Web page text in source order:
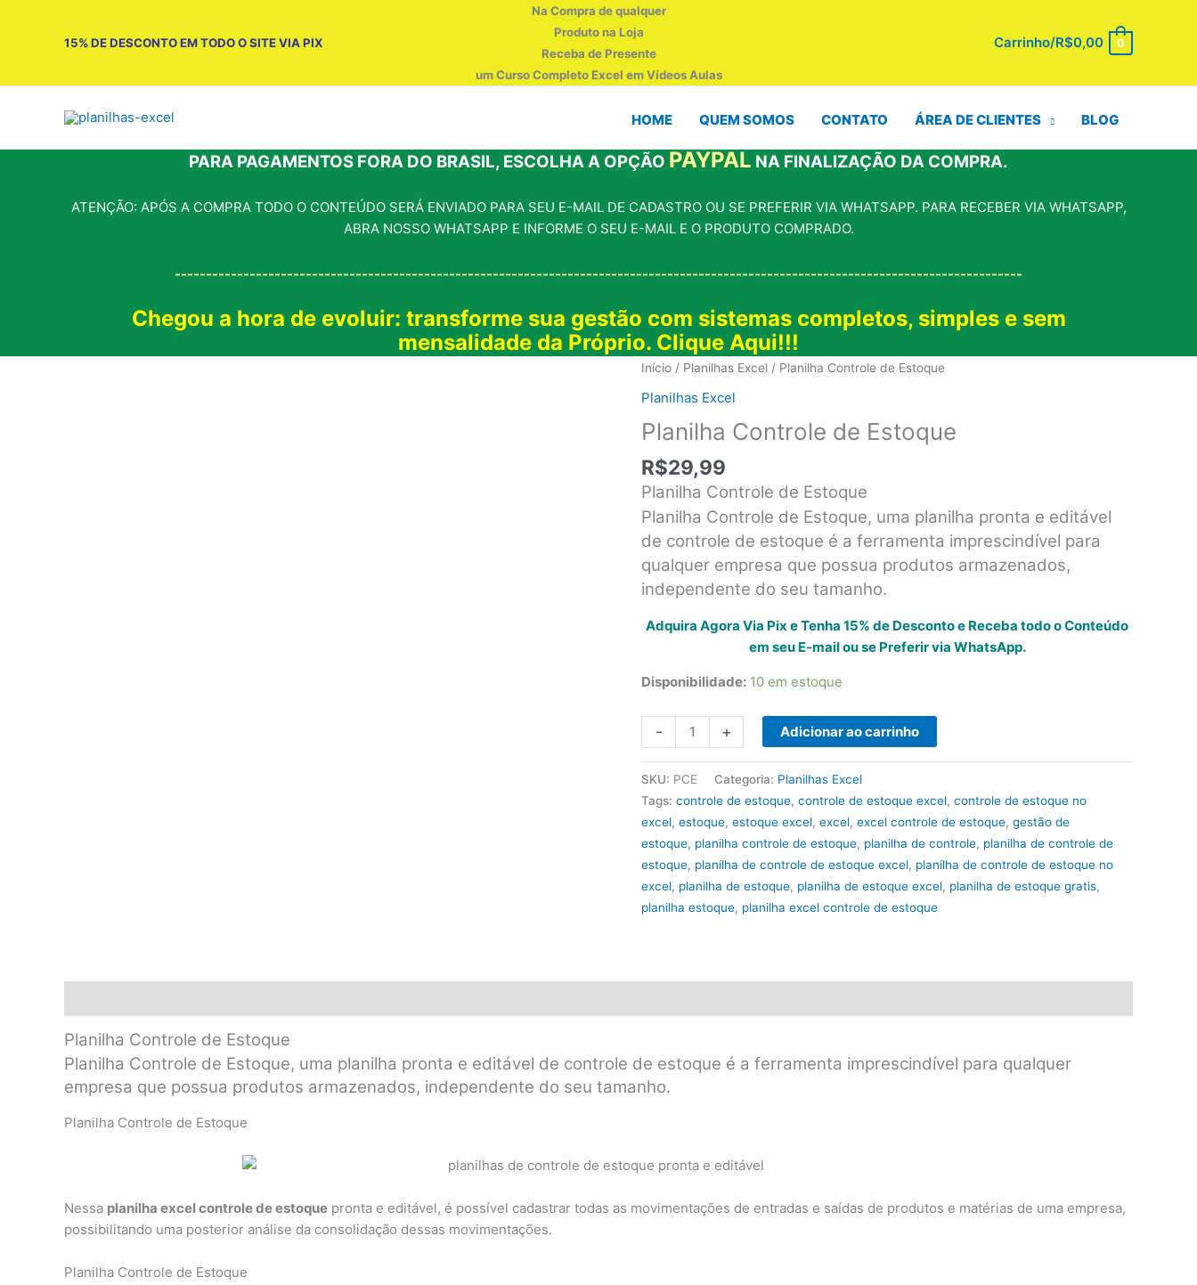
15% DE DESCONTO EM TODO O SITE VIA PIX
Na Compra de qualquer
Produto na Loja
Receba de Presente
um Curso Completo Excel em Vídeos Aulas
Carrinho/R$0,00 0
HOME QUEM SOMOS CONTATO ÁREA DE CLIENTES BLOG
PARA PAGAMENTOS FORA DO BRASIL, ESCOLHA A OPÇÃO PAYPAL NA FINALIZAÇÃO DA COMPRA.
ATENÇÃO: APÓS A COMPRA TODO O CONTEÚDO SERÁ ENVIADO PARA SEU E-MAIL DE CADASTRO OU SE PREFERIR VIA WHATSAPP. PARA RECEBER VIA WHATSAPP,
ABRA NOSSO WHATSAPP E INFORME O SEU E-MAIL E O PRODUTO COMPRADO.
----------------------------------------------------------------------------------------------------------------------------------------
Chegou a hora de evoluir: transforme sua gestão com sistemas completos, simples e sem
mensalidade da Próprio. Clique Aqui!!!
Início / Planilhas Excel / Planilha Controle de Estoque
Planilhas Excel
Planilha Controle de Estoque
R$29,99
Planilha Controle de Estoque
Planilha Controle de Estoque, uma planilha pronta e editável
de controle de estoque é a ferramenta imprescindível para
qualquer empresa que possua produtos armazenados,
independente do seu tamanho.
Adquira Agora Via Pix e Tenha 15% de Desconto e Receba todo o Conteúdo
em seu E-mail ou se Preferir via WhatsApp.
Disponibilidade: 10 em estoque
-
Controle
quantidade
+ Adicionar ao carrinho
SKU: PCE Categoria: Planilhas Excel
Tags: controle de estoque, controle de estoque excel, controle de estoque no
excel, estoque, estoque excel, excel, excel controle de estoque, gestão de
estoque, planilha controle de estoque, planilha de controle, planilha de controle de
estoque, planilha de controle de estoque excel, planilha de controle de estoque no
excel, planilha de estoque, planilha de estoque excel, planilha de estoque gratis,
planilha estoque, planilha excel controle de estoque
Planilha Controle de Estoque
Planilha Controle de Estoque, uma planilha pronta e editável de controle de estoque é a ferramenta imprescindível para qualquer
empresa que possua produtos armazenados, independente do seu tamanho.
Planilha Controle de Estoque
Nessa planilha excel controle de estoque pronta e editável, é possível cadastrar todas as movimentações de entradas e saídas de produtos e matérias de uma empresa,
possibilitando uma posterior análise da consolidação dessas movimentações.
Planilha Controle de Estoque